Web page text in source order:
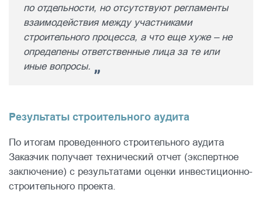
по отдельности, но отсутствуют регламенты
взаимодействия между участниками
строительного процесса, а что еще хуже – не
определены ответственные лица за те или
иные вопросы.
Результаты строительного аудита
По итогам проведенного строительного аудита
Заказчик получает технический отчет (экспертное
заключение) с результатами оценки инвестиционно-
строительного проекта.